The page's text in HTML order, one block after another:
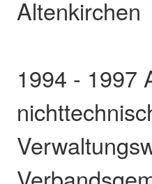
Altenkirchen
1994 - 1997